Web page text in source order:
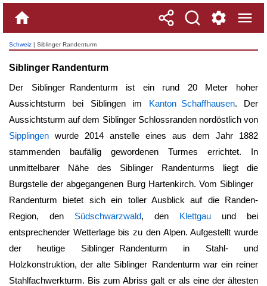
Schweiz | Siblinger Randenturm
Siblinger Randenturm
Der Siblinger Randenturm ist ein rund 20 Meter hoher
Aussichtsturm bei Siblingen im Kanton Schaffhausen. Der
Aussichtsturm auf dem Siblinger Schlossranden nordöstlich von
Sipplingen wurde 2014 anstelle eines aus dem Jahr 1882
stammenden baufällig gewordenen Turmes errichtet. In
unmittelbarer Nähe des Siblinger Randenturms liegt die
Burgstelle der abgegangenen Burg Hartenkirch. Vom Siblinger
Randenturm bietet sich ein toller Ausblick auf die Randen-
Region, den Südschwarzwald, den Klettgau und bei
entsprechender Wetterlage bis zu den Alpen. Aufgestellt wurde
der heutige Siblinger Randenturm in Stahl- und
Holzkonstruktion, der alte Siblinger Randenturm war ein reiner
Stahlfachwerkturm. Bis zum Abriss galt er als eine der ältesten